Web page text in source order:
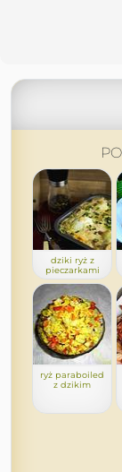
dziki ryż z
pieczarkami
ryż paraboiled
z dzikim